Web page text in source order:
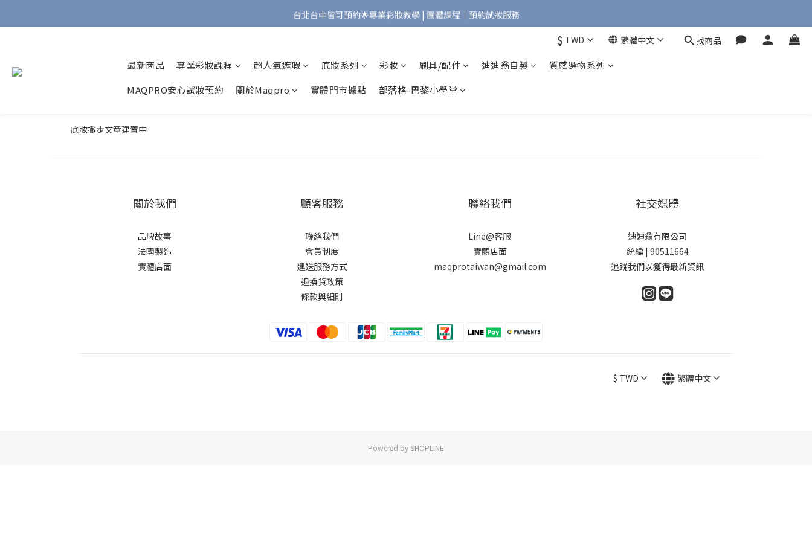
Bonjour!歡迎來到Maqpro | 全店2000免運🇫🇷
台北台中皆可預約🌟專業彩妝教學 | 團體課程｜預約試妝服務
$ TWD 繁體中文 找商品
最新商品 專業彩妝課程 超人氣遮瑕 底妝系列 彩妝 刷具/配件 迪迪翁自製
質感選物系列
MAQPRO安心試妝預約
關於Maqpro 實體門市據點 部落格-巴黎小學堂
底妝撇步文章建置中
關於我們
品牌故事
法國製造
實體店面
顧客服務
聯絡我們
會員制度
運送服務方式
退換貨政策
條款與細則
聯絡我們
Line@客服
實體店面
maqprotaiwan@gmail.com
社交媒體
迪迪翁有限公司
統編 | 90511664
追蹤我們以獲得最新資訊
$ TWD 繁體中文
Powered by SHOPLINE